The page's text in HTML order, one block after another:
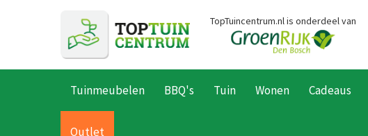
Home Producten
TopTuincentrum.nl is onderdeel van
Tuinmeubelen BBQ's Tuin Wonen Cadeaus
Outlet